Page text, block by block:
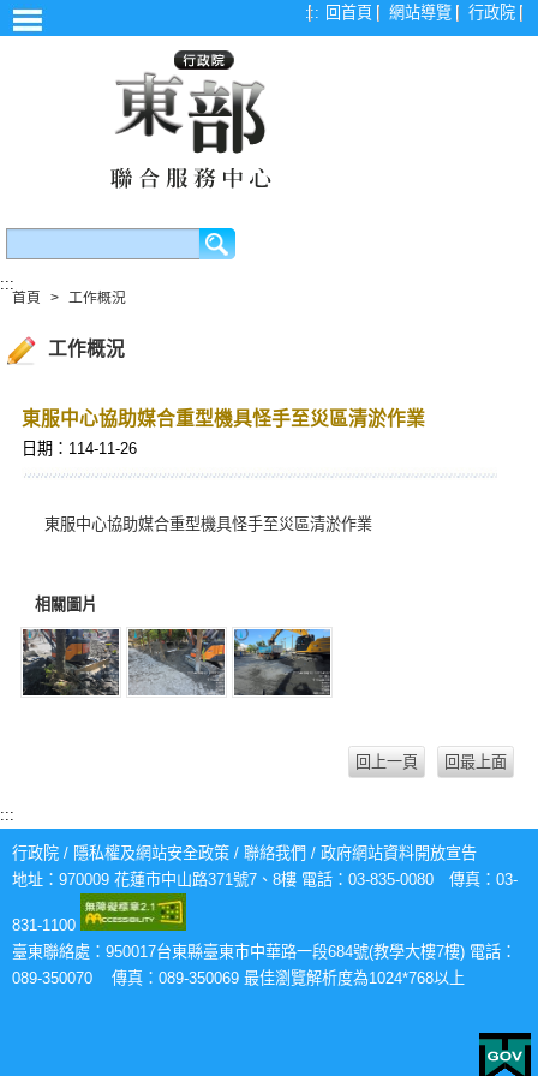
::: 回首頁 網站導覽 行政院
:::
首頁 > 工作概況
工作概況
東服中心協助媒合重型機具怪手至災區清淤作業
日期：114-11-26
東服中心協助媒合重型機具怪手至災區清淤作業
相關圖片
回上一頁 回最上面
:::
行政院 / 隱私權及網站安全政策 / 聯絡我們 / 政府網站資料開放宣告
地址：970009 花蓮市中山路371號7、8樓 電話：03-835-0080 傳真：03-
831-1100
臺東聯絡處：950017台東縣臺東市中華路一段684號(教學大樓7樓) 電話：
089-350070 傳真：089-350069 最佳瀏覽解析度為1024*768以上